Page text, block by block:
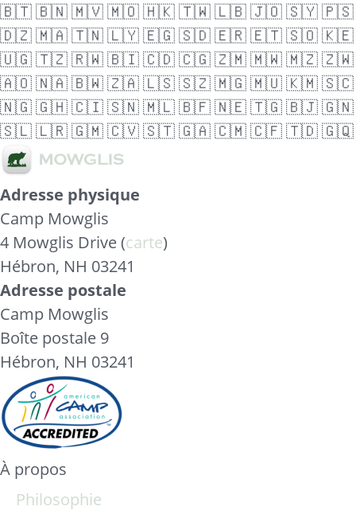
🇧🇹🇧🇳🇲🇻🇲🇴🇭🇰🇹🇼🇱🇧🇯🇴🇸🇾🇵🇸
🇩🇿🇲🇦🇹🇳🇱🇾🇪🇬🇸🇩🇪🇷🇪🇹🇸🇴🇰🇪
🇺🇬🇹🇿🇷🇼🇧🇮🇨🇩🇨🇬🇿🇲🇲🇼🇲🇿🇿🇼
🇦🇴🇳🇦🇧🇼🇿🇦🇱🇸🇸🇿🇲🇬🇲🇺🇰🇲🇸🇨
🇳🇬🇬🇭🇨🇮🇸🇳🇲🇱🇧🇫🇳🇪🇹🇬🇧🇯🇬🇳
🇸🇱🇱🇷🇬🇲🇨🇻🇸🇹🇬🇦🇨🇲🇨🇫🇹🇩🇬🇶
Adresse physique
Camp Mowglis
4 Mowglis Drive (carte)
Hébron, NH 03241
Adresse postale
Camp Mowglis
Boîte postale 9
Hébron, NH 03241
À propos
Philosophie